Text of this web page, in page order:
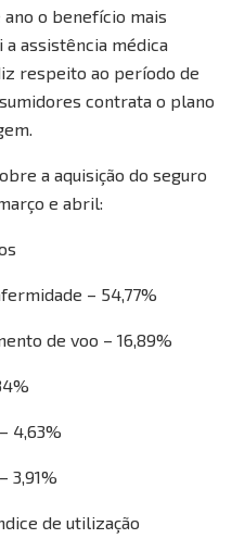
o benefício mais
assistência médica
respeito ao período de
contrata o plano
a aquisição do seguro
e abril:
– 54,77%
de voo – 16,89%
4,63%
3,91%
de utilização